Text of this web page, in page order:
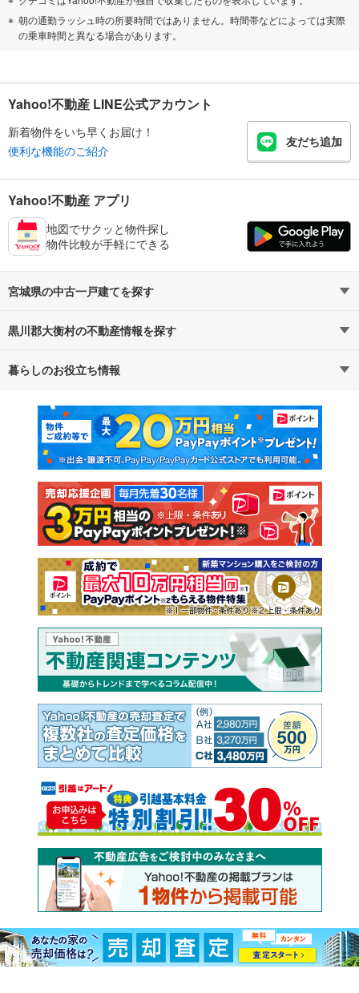
朝の通勤ラッシュ時の所要時間ではありません。時間帯などによっては実際
の乗車時間と異なる場合があります。
Yahoo!不動産 LINE公式アカウント
新着物件をいち早くお届け！
便利な機能のご紹介
友だち追加
Yahoo!不動産 アプリ
地図でサクッと物件探し
物件比較が手軽にできる
宮城県の中古一戸建てを探す
路線・駅から探す
通勤・通学時間から探す
黒川郡大衡村の不動産情報を探す
不動産・住宅
新築マンション 中古マンション
新築一戸建て 中古一戸建て
注文住宅 土地
売却査定
暮らしのお役立ち情報
マンションカタログ 教えて！住まいの先生